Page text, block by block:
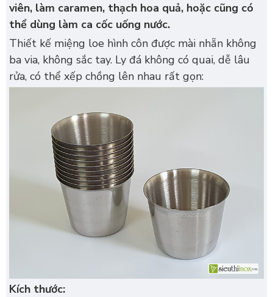
viên, làm caramen, thạch hoa quả, hoặc cũng có
thể dùng làm ca cốc uống nước.
Thiết kế miệng loe hình côn được mài nhẵn không
ba via, không sắc tay. Ly đá không có quai, dễ lâu
rửa, có thể xếp chồng lên nhau rất gọn:
Kích thước: